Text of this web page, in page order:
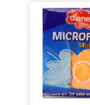
Ottimo servizio
Ottimo servizio!
Tutto perfetto.